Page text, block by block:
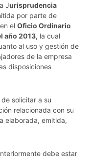
Jurisprudencia
por parte de
el Oficio Ordinario
año 2013, la cual
al uso y gestión de
de la empresa
disposiciones
solicitar a su
relacionada con su
elaborada, emitida,
debe estar